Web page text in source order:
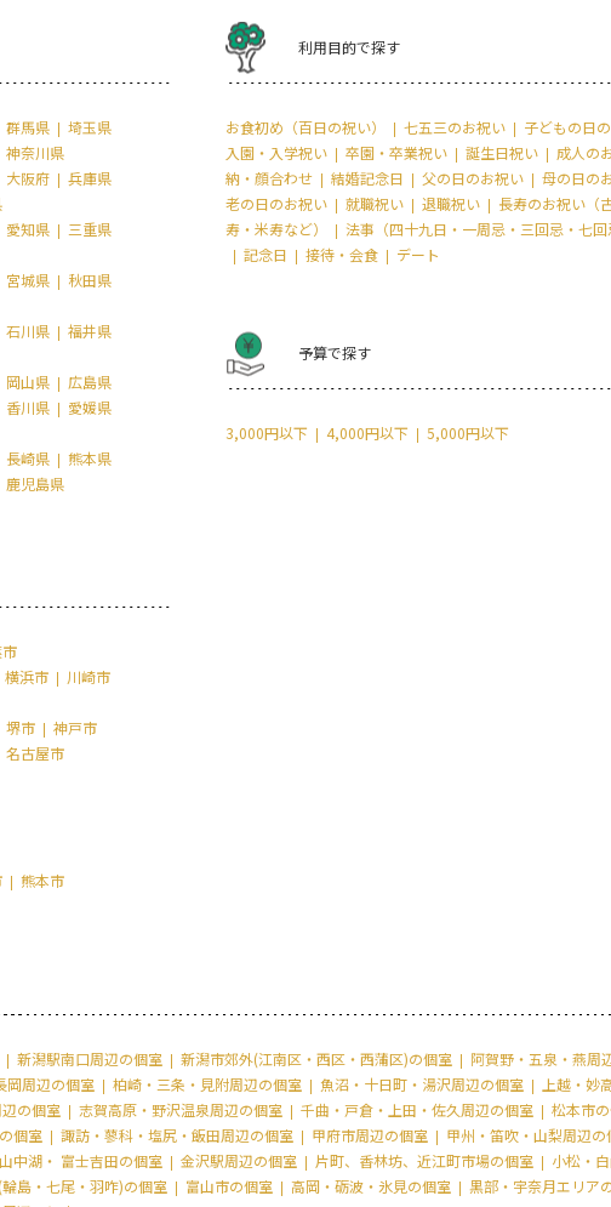
群馬県
埼玉県
神奈川県
大阪府
兵庫県
愛知県
三重県
宮城県
秋田県
石川県
福井県
岡山県
広島県
香川県
愛媛県
長崎県
熊本県
鹿児島県
横浜市
川崎市
堺市
神戸市
名古屋市
熊本市
利用目的で探す
お食初め（百日の祝い） 七五三のお祝い
子どもの日
入園・入学祝い
卒園・卒業祝い 誕生日祝い 成人の
納・顔合わせ
結婚記念日 父の日のお祝い 母の日の
老の日のお祝い
就職祝い 退職祝い
長寿のお祝い（
寿・米寿など）
法事（四十九日・一周忌・三回忌・七回
記念日
接待・会食 デート
予算で探す
3,000円以下 4,000円以下 5,000円以下
新潟駅南口周辺の個室 新潟市郊外(江南区・西区・西蒲区)の個室
阿賀野・五泉・燕周
岡周辺の個室 柏崎・三条・見附周辺の個室 魚沼・十日町・湯沢周辺の個室
上越・妙
の個室 志賀高原・野沢温泉周辺の個室 千曲・戸倉・上田・佐久周辺の個室 松本市
個室 諏訪・蓼科・塩尻・飯田周辺の個室 甲府市周辺の個室 甲州・笛吹・山梨周辺の
中湖・ 富士吉田の個室 金沢駅周辺の個室 片町、香林坊、近江町市場の個室
小松・
島・七尾・羽咋)の個室 富山市の個室 高岡・砺波・氷見の個室 黒部・宇奈月エリア